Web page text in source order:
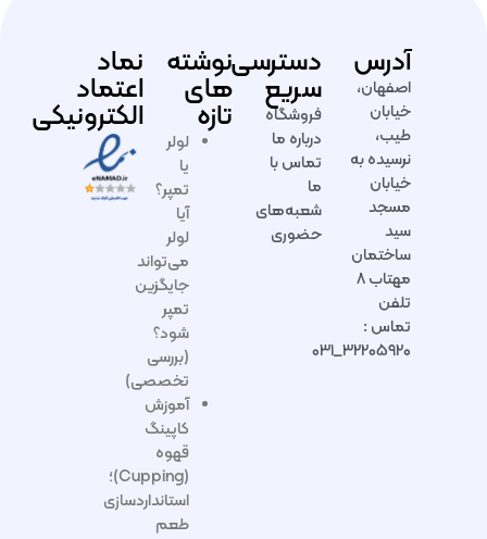
آدرس
اصفهان،
خیابان
طیب،
نرسیده به
خیابان
مسجد
سید
ساختمان
مهتاب ۸
تلفن
تماس :
۳۲۲۰۵۹۲۰_۰۳۱
دسترسی
سریع
فروشگاه
درباره ما
تماس با
شعبه‌های
حضوری
نوشته
های
تازه
لولر
تمپر؟
می‌تواند
جایگزین
تمپر
شود؟
(بررسی
تخصصی)
آموزش
کاپینگ
قهوه
(Cupping)؛
استانداردسازی
طعم
نماد
اعتماد
الکترونیکی